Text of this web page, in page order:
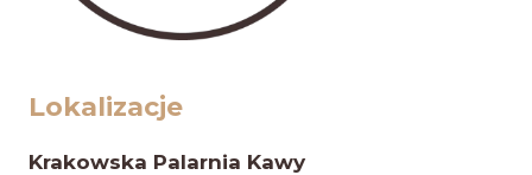
Lokalizacje
Krakowska Palarnia Kawy